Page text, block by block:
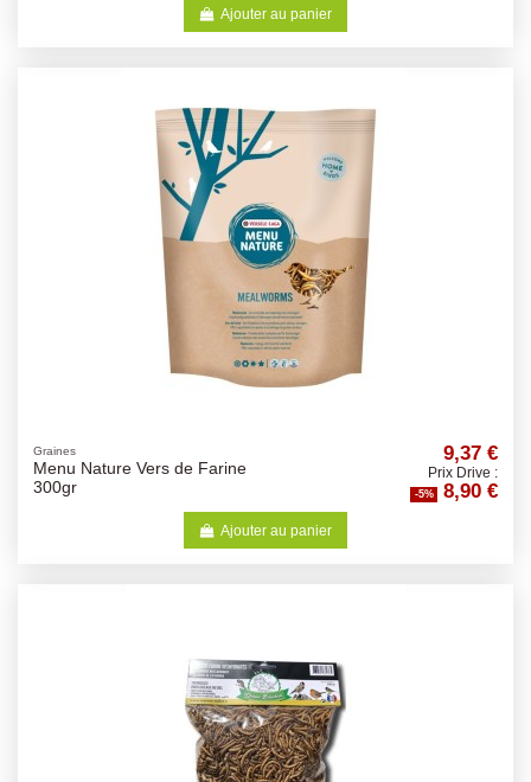
Ajouter au panier
Graines
Menu Nature Vers de Farine
300gr
9,37 €
Prix Drive :
-5% 8,90 €
Ajouter au panier